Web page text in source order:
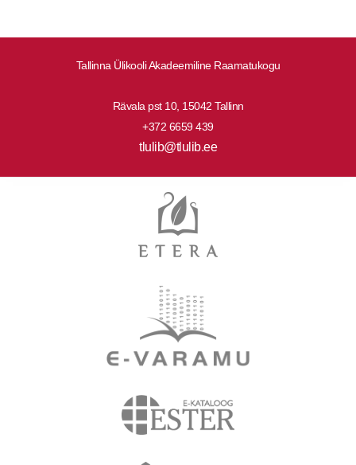
Tallinna Ülikooli Akadeemiline Raamatukogu
Rävala pst 10, 15042 Tallinn
+372 6659 439
tlulib@tlulib.ee